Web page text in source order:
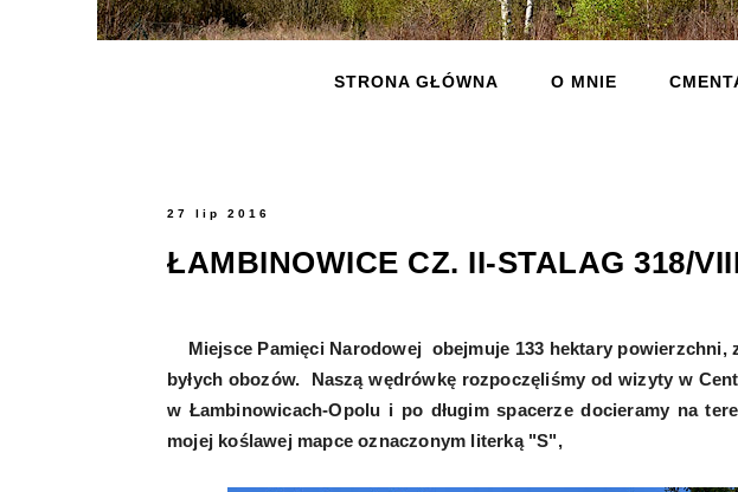
STRONA GŁÓWNA O MNIE
27 lip 2016
ŁAMBINOWICE CZ. II-STALAG 318/
Miejsce Pamięci Narodowej obejmuje 133 hektary powierzchni,
byłych obozów. Naszą wędrówkę rozpoczęliśmy od wizyty w
w Łambinowicach-Opolu i po długim spacerze docieramy na
mojej koślawej mapce oznaczonym literką "S",